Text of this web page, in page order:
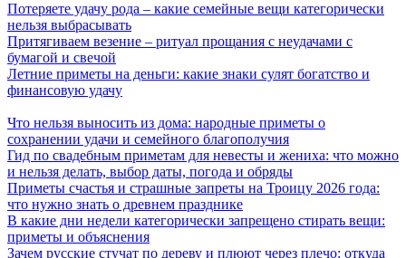
Потеряете удачу рода – какие семейные вещи категорически
нельзя выбрасывать
Притягиваем везение – ритуал прощания с неудачами с
бумагой и свечой
Летние приметы на деньги: какие знаки сулят богатство и
финансовую удачу
Что нельзя выносить из дома: народные приметы о
сохранении удачи и семейного благополучия
Гид по свадебным приметам для невесты и жениха: что можно
и нельзя делать, выбор даты, погода и обряды
Приметы счастья и страшные запреты на Троицу 2026 года:
что нужно знать о древнем празднике
В какие дни недели категорически запрещено стирать вещи:
приметы и объяснения
Зачем русские стучат по дереву и плюют через плечо: откуда